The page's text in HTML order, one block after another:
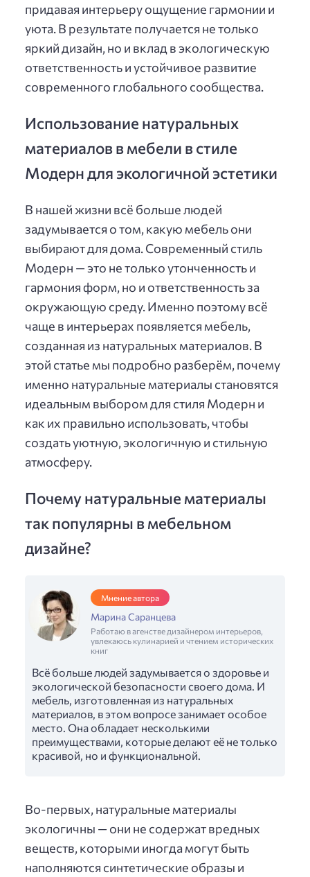
придавая интерьеру ощущение гармонии и
уюта. В результате получается не только
яркий дизайн, но и вклад в экологическую
ответственность и устойчивое развитие
современного глобального сообщества.
Использование натуральных
материалов в мебели в стиле
Модерн для экологичной эстетики
В нашей жизни всё больше людей
задумывается о том, какую мебель они
выбирают для дома. Современный стиль
Модерн — это не только утонченность и
гармония форм, но и ответственность за
окружающую среду. Именно поэтому всё
чаще в интерьерах появляется мебель,
созданная из натуральных материалов. В
этой статье мы подробно разберём, почему
именно натуральные материалы становятся
идеальным выбором для стиля Модерн и
как их правильно использовать, чтобы
создать уютную, экологичную и стильную
атмосферу.
Почему натуральные материалы
так популярны в мебельном
дизайне?
Мнение автора
Марина Саранцева
Работаю в агенстве дизайнером интерьеров,
увлекаюсь кулинарией и чтением исторических
книг
Всё больше людей задумывается о здоровье и
экологической безопасности своего дома. И
мебель, изготовленная из натуральных
материалов, в этом вопросе занимает особое
место. Она обладает несколькими
преимуществами, которые делают её не только
красивой, но и функциональной.
Во-первых, натуральные материалы
экологичны — они не содержат вредных
веществ, которыми иногда могут быть
наполняются синтетические образы и